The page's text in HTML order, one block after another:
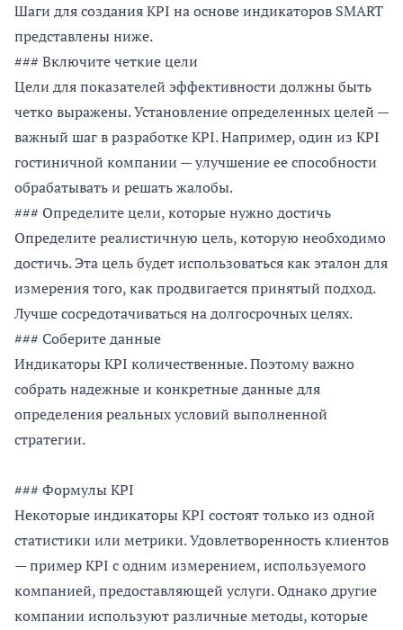
Шаги для создания KPI на основе индикаторов SMART
представлены ниже.
### Включите четкие цели
Цели для показателей эффективности должны быть
четко выражены. Установление определенных целей —
важный шаг в разработке KPI. Например, один из KPI
гостиничной компании — улучшение ее способности
обрабатывать и решать жалобы.
### Определите цели, которые нужно достичь
Определите реалистичную цель, которую необходимо
достичь. Эта цель будет использоваться как эталон для
измерения того, как продвигается принятый подход.
Лучше сосредотачиваться на долгосрочных целях.
### Соберите данные
Индикаторы KPI количественные. Поэтому важно
собрать надежные и конкретные данные для
определения реальных условий выполненной
стратегии.
### Формулы KPI
Некоторые индикаторы KPI состоят только из одной
статистики или метрики. Удовлетворенность клиентов
— пример KPI с одним измерением, используемого
компанией, предоставляющей услуги. Однако другие
компании используют различные методы, которые